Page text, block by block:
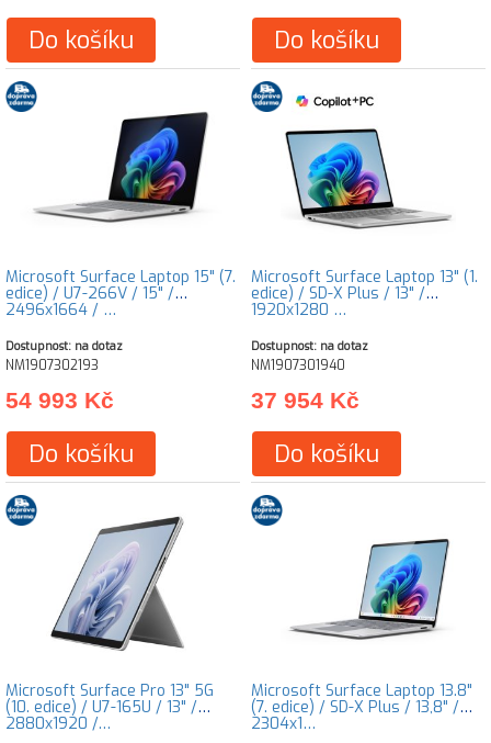
Do košíku Do košíku
Microsoft Surface Laptop 15" (7.
edice) / U7-266V / 15" /
2496x1664 / …
Dostupnost: na dotaz
NM1907302193
54 993 Kč
Do košíku
Microsoft Surface Laptop 13" (1.
edice) / SD-X Plus / 13" /
1920x1280 …
Dostupnost: na dotaz
NM1907301940
37 954 Kč
Do košíku
Microsoft Surface Pro 13" 5G
(10. edice) / U7-165U / 13" /
2880x1920 /…
Microsoft Surface Laptop 13.8"
(7. edice) / SD-X Plus / 13,8" /
2304x1…